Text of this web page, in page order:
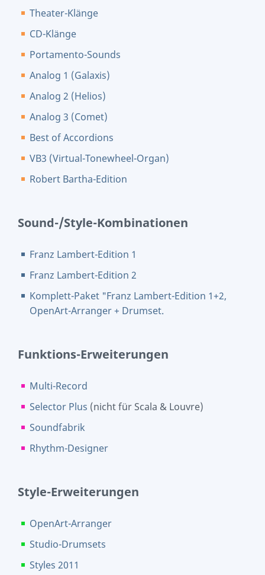
Theater-Klänge
CD-Klänge
Portamento-Sounds
Analog 1 (Galaxis)
Analog 2 (Helios)
Analog 3 (Comet)
Best of Accordions
VB3 (Virtual-Tonewheel-Organ)
Robert Bartha-Edition
Sound-/Style-Kombinationen
Franz Lambert-Edition 1
Franz Lambert-Edition 2
Komplett-Paket "Franz Lambert-Edition 1+2,
OpenArt-Arranger + Drumset.
Funktions-Erweiterungen
Multi-Record
Selector Plus (nicht für Scala & Louvre)
Soundfabrik
Rhythm-Designer
Style-Erweiterungen
OpenArt-Arranger
Studio-Drumsets
Styles 2011